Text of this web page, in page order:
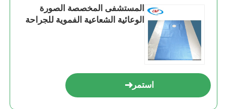
المستشفى المخصصة الصورة
الوعائية الشعاعية الفموية للجراحة
استمر